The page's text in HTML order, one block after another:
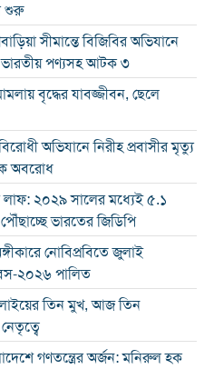
শুরু
সীমান্তে বিজিবির অভিযানে
ভারতীয় পণ্যসহ আটক ৩
বৃদ্ধের যাবজ্জীবন, ছেলে
অভিযানে নিরীহ প্রবাসীর মৃত্যু
অবরোধ
লাফ: ২০২৯ সালের মধ্যেই ৫.১
পৌঁছাচ্ছে ভারতের জিডিপি
নোবিপ্রবিতে জুলাই
২০২৬ পালিত
তিন মুখ, আজ তিন
গণতন্ত্রের অর্জন: মনিরুল হক